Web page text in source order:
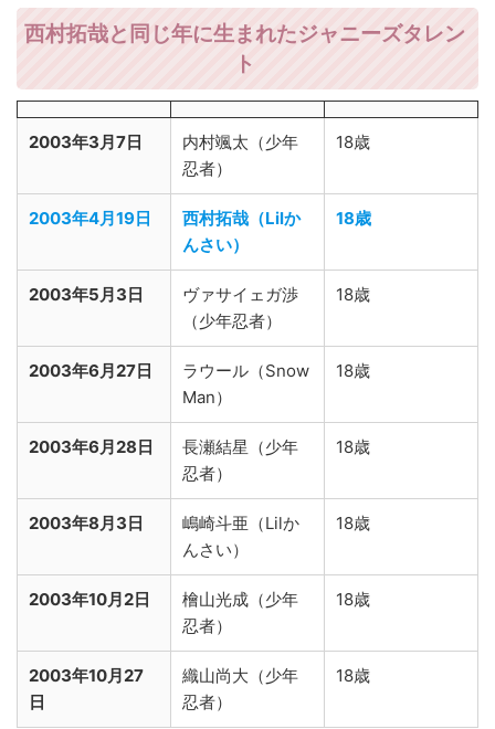
西村拓哉と同じ年に生まれたジャニーズタレン
ト
2003年3月7日
内村颯太（少年
忍者）
18歳
2003年4月19日
西村拓哉（Lilか
んさい）
18歳
2003年5月3日
ヴァサイェガ渉
（少年忍者）
18歳
2003年6月27日
ラウール（Snow
Man）
18歳
2003年6月28日
長瀬結星（少年
忍者）
18歳
2003年8月3日
嶋崎斗亜（Lilか
んさい）
18歳
2003年10月2日
檜山光成（少年
忍者）
18歳
2003年10月27
日
織山尚大（少年
忍者）
18歳